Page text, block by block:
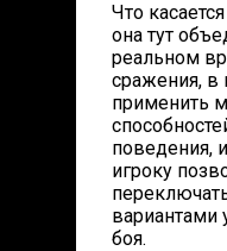
Что
она тут
реальном
сражения, в
применить
поведения,
игроку
вариантами
боя.